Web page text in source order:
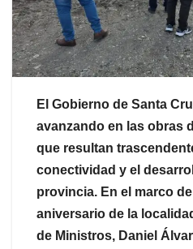
El Gobierno de Santa
avanzando en las obras
que resultan
conectividad y el
provincia. En el marco
aniversario de la
de Ministros, Daniel